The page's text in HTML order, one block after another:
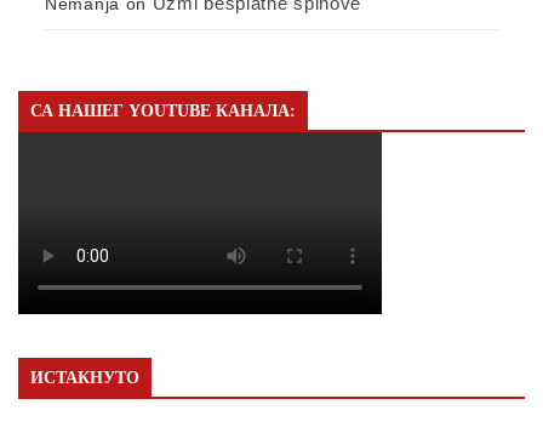
Nemanja on
СА НАШЕГ YOUTUBE КАНАЛА:
ИСТАКНУТО